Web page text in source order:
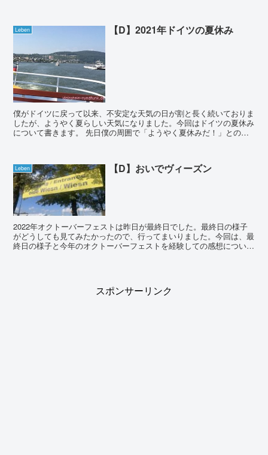
Leben 【D】2021年ドイツの夏休み
僕がドイツに戻って以来、不安定な天気の日が割と長く続いておりま
したが、ようやく夏らしい天気になりました。今回はドイツの夏休み
について書きます。 先日僕の周囲で「ようやく夏休みだ！」との声
Leben 【D】おいでヴィーズン
2022年オクトーバーフェストは昨日が最終日でした。最終日の様子
がどうしても見てみたかったので、行ってまいりました。今回は、最
終日の様子と今年のオクトーバーフェストを経験しての感想について
スポンサーリンク